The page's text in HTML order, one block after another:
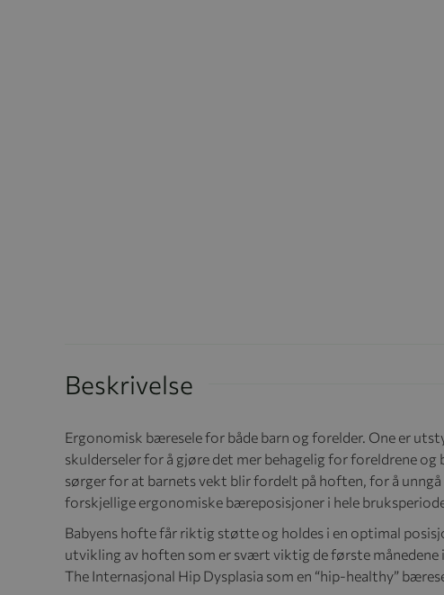
Beskrivelse
Ergonomisk bæresele for både barn og forelder. One er
skulderseler for å gjøre det mer behagelig for foreldrene
sørger for at barnets vekt blir fordelt på hoften, for å unngå
forskjellige ergonomiske bæreposisjoner i hele
Babyens hofte får riktig støtte og holdes i en optimal
utvikling av hoften som er svært viktig de første månedene
The Internasjonal Hip Dysplasia som en “hip-healthy”